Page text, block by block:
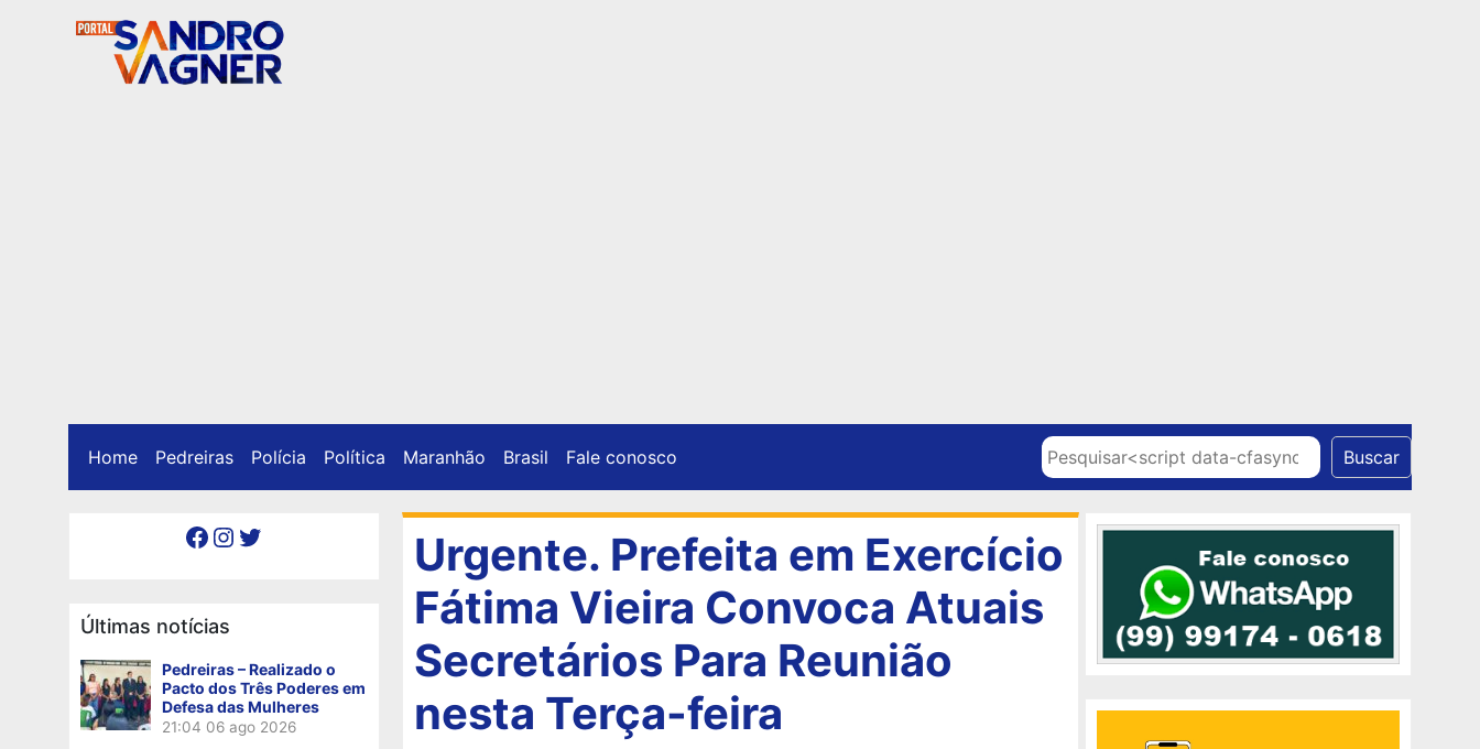
Home Pedreiras Polícia Política Maranhão Brasil Fale conosco Pesquisar Buscar
Facebook Instagram Twitter
Últimas notícias
Pedreiras – Realizado o
Pacto dos Três Poderes em
Defesa das Mulheres
21:04 06 ago 2026
Urgente. Prefeita em Exercício
Fátima Vieira Convoca Atuais
Secretários Para Reunião
nesta Terça-feira